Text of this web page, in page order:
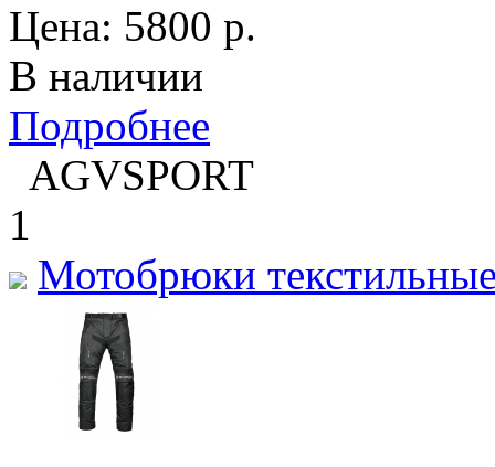
Цена: 5800 р.
В наличии
Подробнее
AGVSPORT
1
Мотобрюки